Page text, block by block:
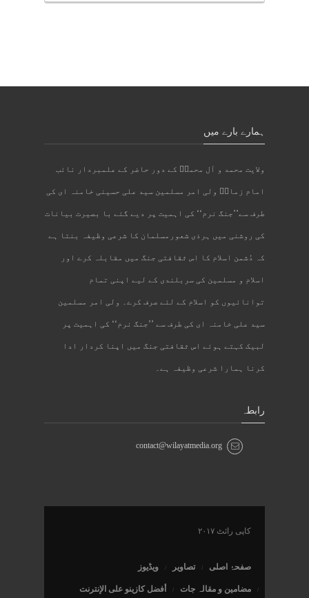
ہمارے بارے میں
ولایت محمد و آل محمدؐ کے دور حاضر کے علمبردار نائب
امام زمانؑ ولی امر مسلمین سید علی حسینی خامنہ ای کی
طرف سے’’جنگ نرم‘‘ کی اہمیت پر دیے گئے با بصیرت بیانات
کی روشنی میں ہرذی شعورمسلمان کا شرعی وظیفہ بنتا ہے
کہ دُشمن اسلام کا اس ثقافتی جنگ میں مقابلہ کرے اور
اسلام و مسلمین کی سربلندی کے لیے اپنی تمام
توانائیوں کو اسلام کے لئے صرف کرے۔ ولی امر مسلمین
سید علی خامنہ ای کی طرف سے ’’جنگ نرم‘‘ کی اہمیت پر
لبیک کہتے ہوئے اس ثقافتی جنگ میں اپنا کردار ادا
کرنا ہمارا شرعی وظیفہ ہے۔
رابطہ
contact@wilayatmedia.org
کاپی رائٹ ۲۰۱۷
صفحۂ اصلی تصاویر ویڈیوز
مضامین و مقالہ جات أفضل كازينو على الإنترنت